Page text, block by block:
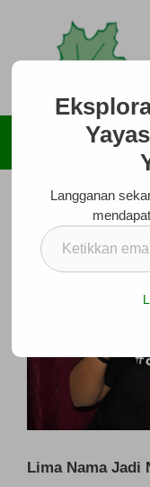
Lima Nama Jadi
Langganan
Ketikkan
email